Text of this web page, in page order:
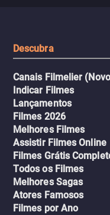
Descubra
Canais Filmelier
Indicar Filmes
Lançamentos
Filmes 2026
Melhores Filmes
Assistir Filmes Online
Filmes Grátis
Todos os Filmes
Melhores Sagas
Atores Famosos
Filmes por Ano